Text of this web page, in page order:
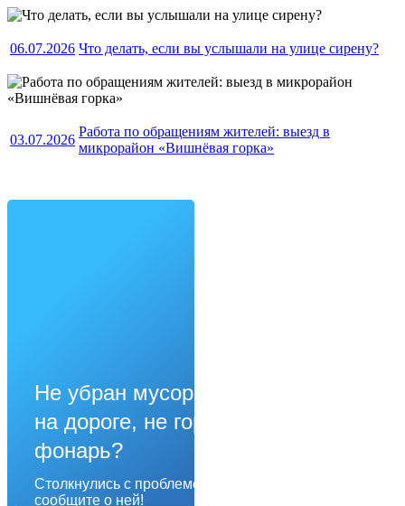
06.07.2026 Что делать, если вы услышали на улице сирену?
03.07.2026
Работа по обращениям жителей: выезд в
микрорайон «Вишнёвая горка»
Решаем вместе
Не убран мусор, яма
на дороге, не горит
фонарь?
Столкнулись с проблемой —
сообщите о ней!